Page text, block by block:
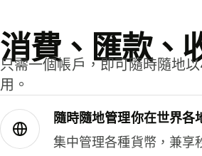
消費、匯款、
只需一個帳戶，即可隨時隨地
用。
隨時隨地管理你在世界各
集中管理各種貨幣，兼享